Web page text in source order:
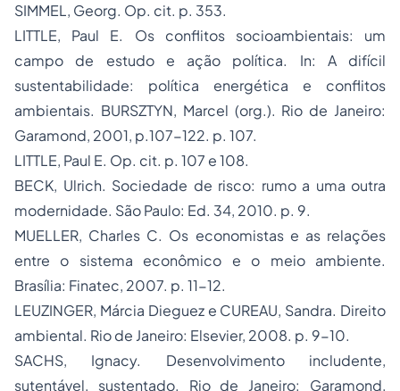
SIMMEL, Georg. Op. cit. p. 353.
LITTLE, Paul E. Os conflitos socioambientais: um
campo de estudo e ação política. In: A difícil
sustentabilidade: política energética e conflitos
ambientais. BURSZTYN, Marcel (org.). Rio de Janeiro:
Garamond, 2001, p.107-122. p. 107.
LITTLE, Paul E. Op. cit. p. 107 e 108.
BECK, Ulrich. Sociedade de risco: rumo a uma outra
modernidade. São Paulo: Ed. 34, 2010. p. 9.
MUELLER, Charles C. Os economistas e as relações
entre o sistema econômico e o meio ambiente.
Brasília: Finatec, 2007. p. 11-12.
LEUZINGER, Márcia Dieguez e CUREAU, Sandra. Direito
ambiental. Rio de Janeiro: Elsevier, 2008. p. 9-10.
SACHS, Ignacy. Desenvolvimento includente,
sutentável, sustentado. Rio de Janeiro: Garamond,